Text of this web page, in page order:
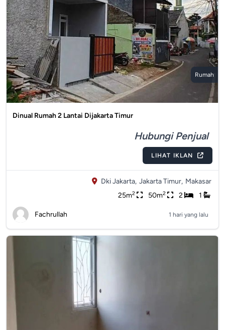
Rumah
Dinual Rumah 2 Lantai Dijakarta Timur
Hubungi Penjual
LIHAT IKLAN
Dki Jakarta, Jakarta Timur, Makasar
25m2 50m2 2 1
Fachrullah 1 hari yang lalu